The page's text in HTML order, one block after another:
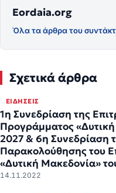
Eordaia.org
Όλα τα άρθρα του
Σχετικά άρθρα
ΕΙΔΉΣΕΙΣ
1η Συνεδρίαση της
Προγράμματος
2027 & 6η Συνεδρίαση
Παρακολούθησης του
«Δυτική Μακεδονία»
14.11.2022